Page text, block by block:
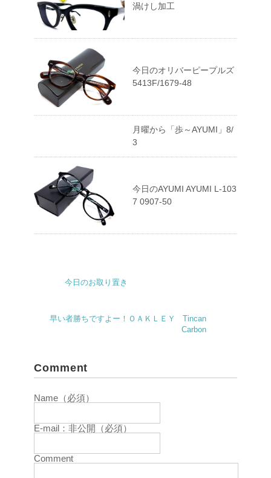
渦けし加工
今日のオリバーピープルズ
5413F/1679-48
月曜から「歩～AYUMI」8/
3
今日のAYUMI AYUMI L-103
7 0907-50
今日のお取り置き
早い者勝ちですよー！ＯＡＫＬＥＹ Tincan
Carbon
Comment
Name（必須）
E-mail：非公開（必須）
Comment